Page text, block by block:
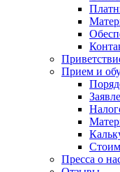
Прием и
Пресса о